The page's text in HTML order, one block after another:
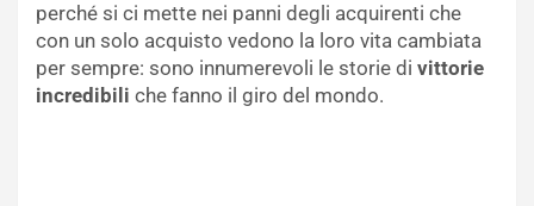
perché si ci mette nei panni degli acquirenti che
con un solo acquisto vedono la loro vita cambiata
per sempre: sono innumerevoli le storie di vittorie
incredibili che fanno il giro del mondo.